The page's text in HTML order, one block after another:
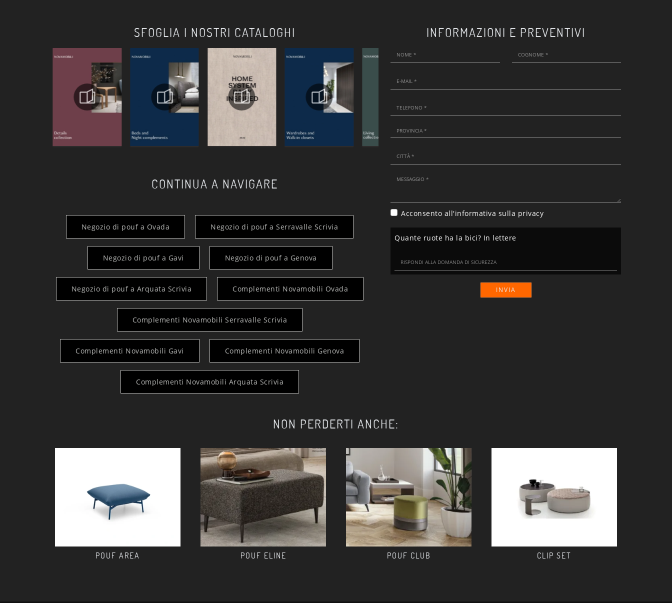
SFOGLIA I NOSTRI CATALOGHI
CONTINUA A NAVIGARE
Negozio di pouf a Ovada Negozio di pouf a Serravalle Scrivia
Negozio di pouf a Gavi Negozio di pouf a Genova
Negozio di pouf a Arquata Scrivia Complementi Novamobili Ovada
Complementi Novamobili Serravalle Scrivia
Complementi Novamobili Gavi Complementi Novamobili Genova
Complementi Novamobili Arquata Scrivia
INFORMAZIONI E PREVENTIVI
Acconsento all'informativa sulla privacy
Quante ruote ha la bici? In lettere
INVIA
NON PERDERTI ANCHE:
POUF AREA POUF ELINE POUF CLUB CLIP SET